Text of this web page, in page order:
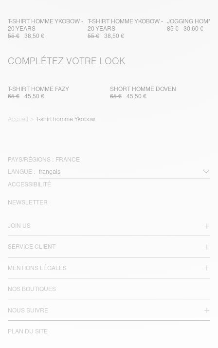
T-SHIRT HOMME YKOBOW -
20 YEARS
55 €
38,50 €
T-SHIRT HOMME YKOBOW -
20 YEARS
55 €
38,50 €
JOGGING
85 €
30,60 €
COMPLÉTEZ VOTRE LOOK
T-SHIRT HOMME FAZY
65 €
45,50 €
SHORT HOMME DOVEN
65 €
45,50 €
Accueil T-shirt homme Ykobow
PAYS/RÉGIONS : FRANCE
LANGUE :
ACCESSIBILITÉ
JOIN US
SERVICE CLIENT
MENTIONS LÉGALES
NOS BOUTIQUES
NOUS SUIVRE
PLAN DU SITE
NEWSLETTER